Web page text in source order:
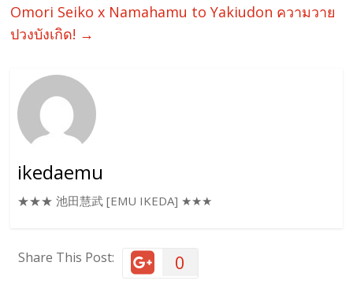
Omori Seiko x Namahamu to Yakiudon ความวาย
ปวงบังเกิด! →
ikedaemu
★★★ 池田慧武 [EMU IKEDA] ★★★
Share This Post: 0